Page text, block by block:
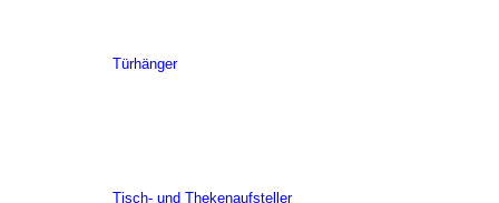
Türhänger
Tisch- und Thekenaufsteller